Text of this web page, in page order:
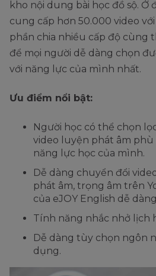
kho nội dung bài học đồ sộ. Ở
cung cấp hơn 50.000 video
phần chia nhiều cấp độ cùng
để mọi người dễ dàng chọn
với năng lực của mình nhất.
Ưu điểm nổi bật:
Người học có thể chọn
video luyện phát âm phù
năng lực học của mình.
Dễ dàng chuyển đổi
phát âm, trọng âm trên
của eJOY English dễ
Tính năng nhắc nhở lịch
Dễ dàng tùy chọn ngôn
dụng.